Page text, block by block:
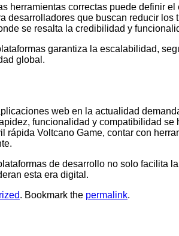
herramientas correctas puede definir
desarrolladores que buscan reducir
se resalta la credibilidad y
garantiza la escalabilidad,
global.
web en la actualidad
funcionalidad y compatibilidad
rápida Voltcano Game, contar con
de desarrollo no solo facilita
esta era digital.
. Bookmark the permalink.